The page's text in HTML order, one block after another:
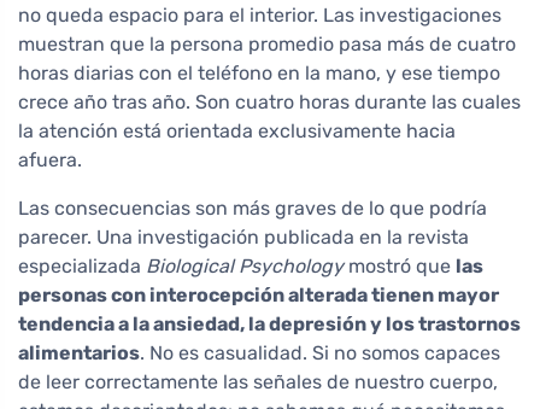
no queda espacio para el interior. Las investigaciones
muestran que la persona promedio pasa más de cuatro
horas diarias con el teléfono en la mano, y ese tiempo
crece año tras año. Son cuatro horas durante las cuales
la atención está orientada exclusivamente hacia
afuera.
Las consecuencias son más graves de lo que podría
parecer. Una investigación publicada en la revista
especializada Biological Psychologymostró que las
personas con interocepción alterada tienen mayor
tendencia a la ansiedad, la depresión y los trastornos
alimentarios. No es casualidad. Si no somos capaces
de leer correctamente las señales de nuestro cuerpo,